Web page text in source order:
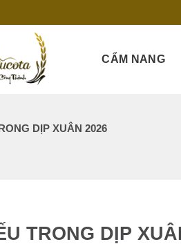
CẨM NANG
DỊP XUÂN 2026
TRONG DỊP